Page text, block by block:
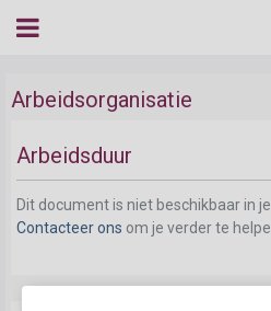
Arbeidsorganisatie
Arbeidsduur
Dit document is niet beschikbaar in
Contacteer ons om je verder te